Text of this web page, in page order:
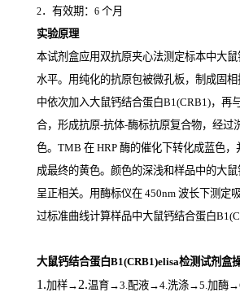
2．有效期： 6 个月
实验原理
本试剂盒应用双抗原夹心法测定标本中大
水平。用纯化的抗原包被微孔板，制成固
中依次加入大鼠钙结合蛋白B1(CRB1)，再
合，形成抗原-抗体-酶标抗原复合物，经过
色。 TMB 在 HRP 酶的催化下转化成蓝色，
成最终的黄色。颜色的深浅和样品中的大
呈正相关。用酶标仪在 450nm 波长下测定
过标准曲线计算样品中大鼠钙结合蛋白
大鼠钙结合蛋白B1(CRB1)elisa检测试剂盒
1.加样→ 2.温育→3.配液→4.洗涤→5.加酶